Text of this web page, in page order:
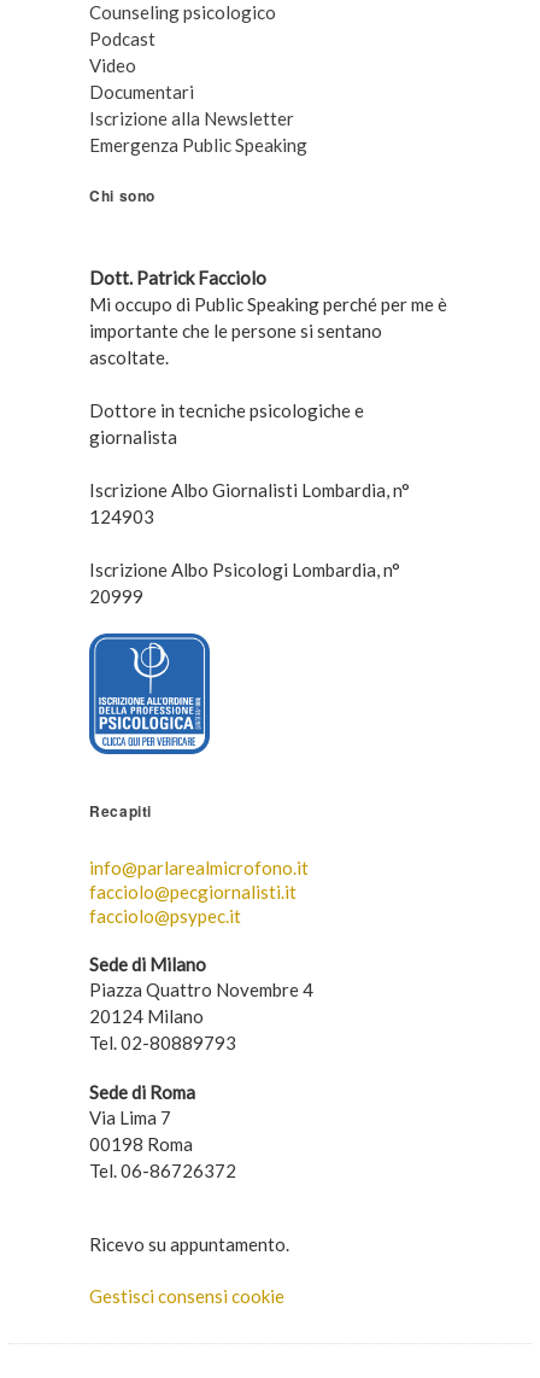
Counseling psicologico
Podcast
Video
Documentari
Iscrizione alla Newsletter
Emergenza Public Speaking
Chi sono
Dott. Patrick Facciolo
Mi occupo di Public Speaking perché per me è
importante che le persone si sentano
ascoltate.
Dottore in tecniche psicologiche e
giornalista
Iscrizione Albo Giornalisti Lombardia, n°
124903
Iscrizione Albo Psicologi Lombardia, n°
20999
Recapiti
info@parlarealmicrofono.it
facciolo@pecgiornalisti.it
facciolo@psypec.it
Sede di Milano
Piazza Quattro Novembre 4
20124 Milano
Tel. 02-80889793
Sede di Roma
Via Lima 7
00198 Roma
Tel. 06-86726372
Ricevo su appuntamento.
Gestisci consensi cookie